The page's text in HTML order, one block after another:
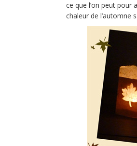
ce que l’on peut pour
chaleur de l’automne